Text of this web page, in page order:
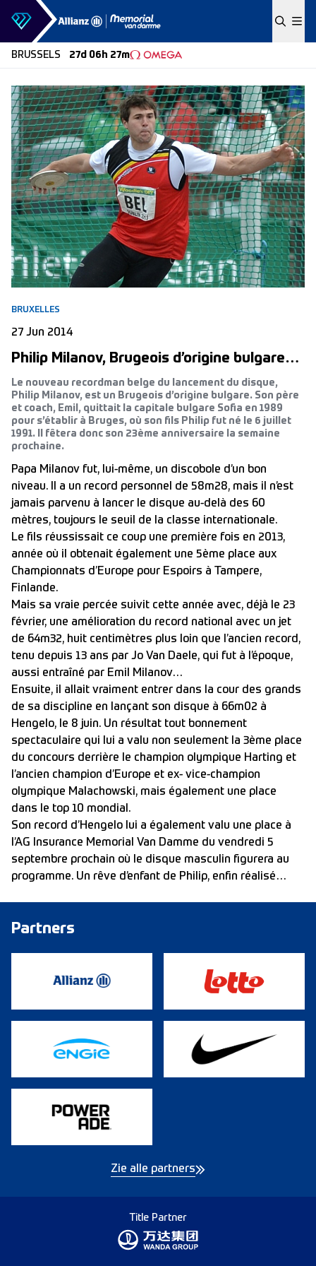
Skip to content
BRUSSELS 27d 06h 27m
BRUXELLES
27 Jun 2014
Philip Milanov, Brugeois d’origine bulgare…
Le nouveau recordman belge du lancement du disque,
Philip Milanov, est un Brugeois d’origine bulgare. Son père
et coach, Emil, quittait la capitale bulgare Sofia en 1989
pour s’établir à Bruges, où son fils Philip fut né le 6 juillet
1991. Il fêtera donc son 23ème anniversaire la semaine
prochaine.
Papa Milanov fut, lui-même, un discobole d’un bon
niveau. Il a un record personnel de 58m28, mais il n’est
jamais parvenu à lancer le disque au-delà des 60
mètres, toujours le seuil de la classe internationale.
Le fils réussissait ce coup une première fois en 2013,
année où il obtenait également une 5ème place aux
Championnats d’Europe pour Espoirs à Tampere,
Finlande.
Mais sa vraie percée suivit cette année avec, déjà le 23
février, une amélioration du record national avec un jet
de 64m32, huit centimètres plus loin que l’ancien record,
tenu depuis 13 ans par Jo Van Daele, qui fut à l’époque,
aussi entraîné par Emil Milanov…
Ensuite, il allait vraiment entrer dans la cour des grands
de sa discipline en lançant son disque à 66m02 à
Hengelo, le 8 juin. Un résultat tout bonnement
spectaculaire qui lui a valu non seulement la 3ème place
du concours derrière le champion olympique Harting et
l’ancien champion d’Europe et ex- vice-champion
olympique Malachowski, mais également une place
dans le top 10 mondial.
Son record d’Hengelo lui a également valu une place à
l’AG Insurance Memorial Van Damme du vendredi 5
septembre prochain où le disque masculin figurera au
programme. Un rêve d’enfant de Philip, enfin réalisé…
Partners
Zie alle partners
Title Partner